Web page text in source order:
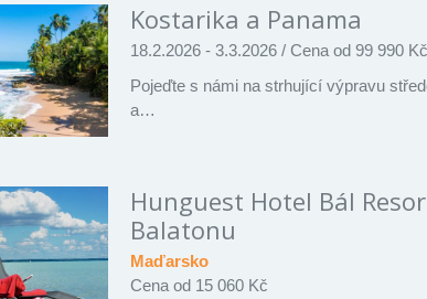
Kostarika a Panama
18.2.2026 - 3.3.2026/ Cena od 99 990 Kč
Pojeďte s námi na strhující výpravu
a…
Hunguest Hotel Bál
Balatonu
Maďarsko
Cena od 15 060 Kč